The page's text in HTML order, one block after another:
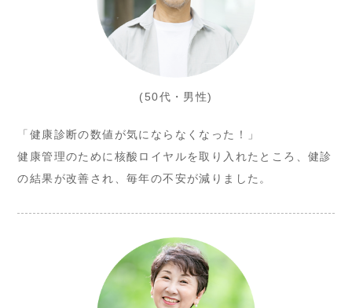
(50代・男性)
「健康診断の数値が気にならなくなった！」
健康管理のために核酸ロイヤルを取り入れたところ、健診
の結果が改善され、毎年の不安が減りました。